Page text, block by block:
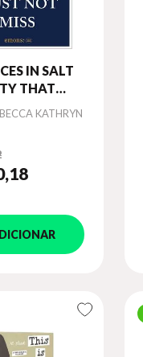
IN SALT
THAT
NOTKATHRYN
,18